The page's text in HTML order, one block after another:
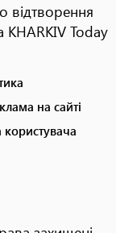
відтворення
KHARKIV Today
на сайті
користувача